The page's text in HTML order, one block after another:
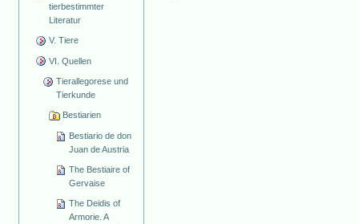
tierbestimmter
Literatur
V. Tiere
VI. Quellen
Tierallegorese und
Tierkunde
Bestiarien
Bestiario de don
Juan de Austria
The Bestiaire of
Gervaise
The Deidis of
Armorie. A